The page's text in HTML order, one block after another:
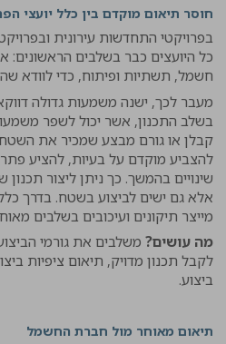
חוסר תיאום מוקדם בין כלל יועצי
בפרויקטי התחדשות עירונית
כל היועצים כבר בשלבים הראשונים:
חשמל, תשתיות ופיתוח, כדי לוודא
מעבר לכך, ישנה משמעות גדולה
בשלב התכנון, אשר יכול לשפר
קבלן או גורם מבצע שמכיר את השטח
להצביע מוקדם על בעיות, להציע
שינויים בהמשך. כך ניתן ליצור תכנון
אלא גם ישים לביצוע בשטח. בדרך
מייצר תיקונים ועיכובים בשלבים
מה עושים? משלבים את גורמי
לקבל תכנון מדויק, תיאום ציפיות
ביצוע.
תיאום מאוחר מול חברת החשמל